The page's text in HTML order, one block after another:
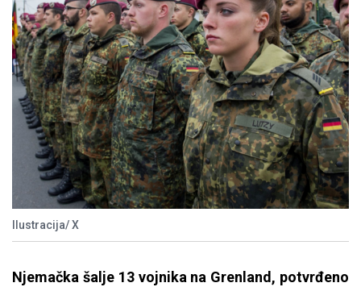
Ilustracija/ X
Njemačka šalje 13 vojnika na Grenland, potvrđeno